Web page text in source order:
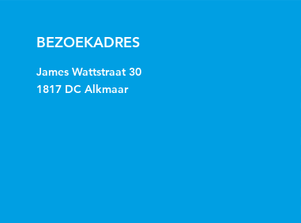
BEZOEKADRES
James Wattstraat 30
1817 DC Alkmaar